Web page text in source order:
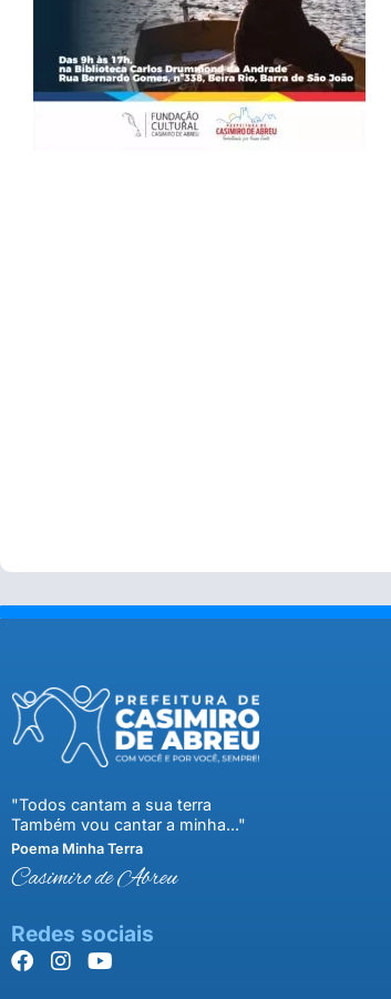
"Todos cantam a sua terra
Também vou cantar a minha..."
Poema Minha Terra
Casimiro de Abreu
Redes sociais